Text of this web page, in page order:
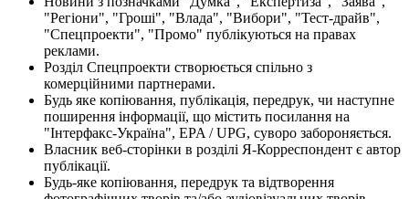
"Регіони", "Гроші", "Влада", "Вибори", "Тест-драйв",
"Спецпроекти", "Промо" публікуються на правах
реклами.
Розділ Спецпроекти створюється спільно з
комерційними партнерами.
Будь яке копіювання, публікація, передрук, чи наступне
поширення інформації, що містить посилання на
"Інтерфакс-Україна", EPA / UPG, суворо забороняється.
Власник веб-сторінки в розділі Я-Корреспондент є автор
публікації.
Будь-яке копіювання, передрук та відтворення